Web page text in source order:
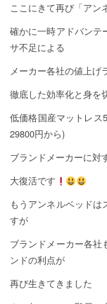
ここにきて再び「アン
確かに一時アドバンテ
サ不足による
メーカー各社の値上げ
徹底した効率化と身を
低価格国産マットレス
29800円から)
ブランドメーカーに対
大復活です
もうアンネルベッド
すが
ブランドメーカー各社
ンドの利点が
再び生きてきました